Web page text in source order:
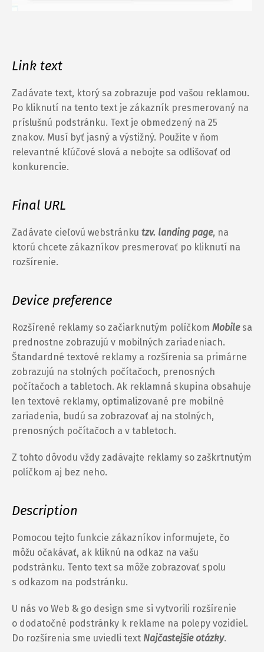
Link text
Zadávate text, ktorý sa zobrazuje pod vašou reklamou.
Po kliknutí na tento text je zákazník presmerovaný na
príslušnú podstránku. Text je obmedzený na 25
znakov. Musí byť jasný a výstižný. Použite v ňom
relevantné kľúčové slová a nebojte sa odlišovať od
konkurencie.
Final URL
Zadávate cieľovú webstránku tzv. landing page, na
ktorú chcete zákazníkov presmerovať po kliknutí na
rozšírenie.
Device preference
Rozšírené reklamy so začiarknutým políčkom Mobilesa
prednostne zobrazujú v mobilných zariadeniach.
Štandardné textové reklamy a rozšírenia sa primárne
zobrazujú na stolných počítačoch, prenosných
počítačoch a tabletoch. Ak reklamná skupina obsahuje
len textové reklamy, optimalizované pre mobilné
zariadenia, budú sa zobrazovať aj na stolných,
prenosných počítačoch a v tabletoch.
Z tohto dôvodu vždy zadávajte reklamy so zaškrtnutým
políčkom aj bez neho.
Description
Pomocou tejto funkcie zákazníkov informujete, čo
môžu očakávať, ak kliknú na odkaz na vašu
podstránku. Tento text sa môže zobrazovať spolu
s odkazom na podstránku.
U nás vo Web & go design sme si vytvorili rozšírenie
o dodatočné podstránky k reklame na polepy vozidiel.
Do rozšírenia sme uviedli text Najčastejšie otázky.